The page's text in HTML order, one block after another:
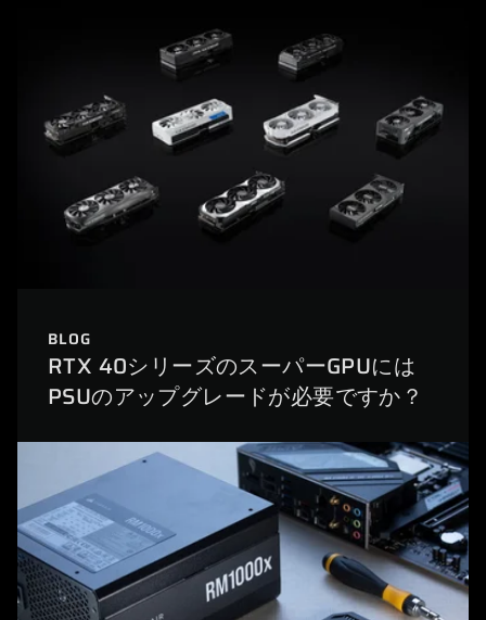
BLOG
RTX 40シリーズのスーパーGPUには
PSUのアップグレードが必要ですか？